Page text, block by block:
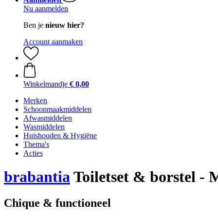
Nu aanmelden
Ben je nieuw hier?
Account aanmaken
Winkelmandje € 0,00
Merken
Schoonmaakmiddelen
Afwasmiddelen
Wasmiddelen
Huishouden & Hygiëne
Thema's
Acties
brabantiaToiletset & borstel -
Chique & functioneel